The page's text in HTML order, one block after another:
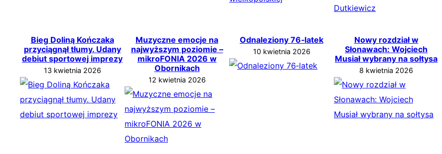
Bieg Doliną Kończaka
przyciągnął tłumy. Udany
debiut sportowej imprezy
13 kwietnia 2026
Muzyczne emocje na
najwyższym poziomie –
mikroFONIA 2026 w
Obornikach
12 kwietnia 2026
Odnaleziony 76‑latek
10 kwietnia 2026
Nowy rozdział w
Słonawach: Wojciech
Musiał wybrany na sołtysa
8 kwietnia 2026